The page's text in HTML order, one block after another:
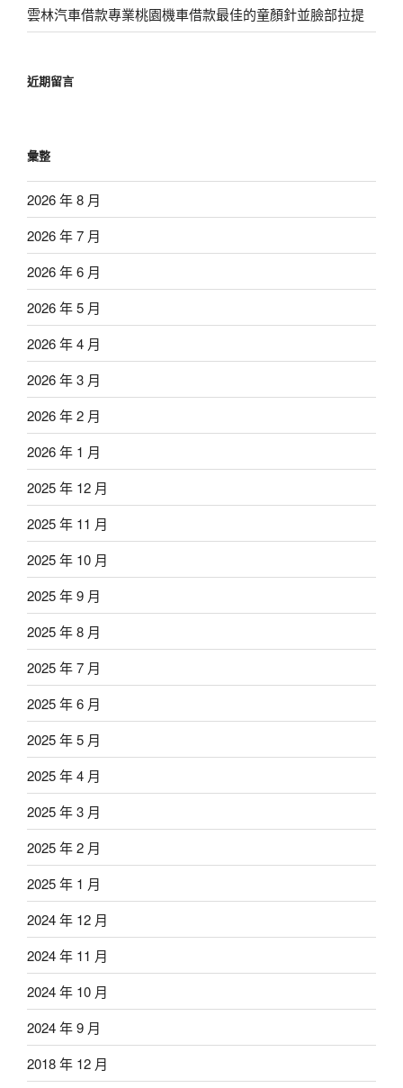
雲林汽車借款專業桃園機車借款最佳的童顏針並臉部拉提
近期留言
彙整
2026 年 8 月
2026 年 7 月
2026 年 6 月
2026 年 5 月
2026 年 4 月
2026 年 3 月
2026 年 2 月
2026 年 1 月
2025 年 12 月
2025 年 11 月
2025 年 10 月
2025 年 9 月
2025 年 8 月
2025 年 7 月
2025 年 6 月
2025 年 5 月
2025 年 4 月
2025 年 3 月
2025 年 2 月
2025 年 1 月
2024 年 12 月
2024 年 11 月
2024 年 10 月
2024 年 9 月
2018 年 12 月